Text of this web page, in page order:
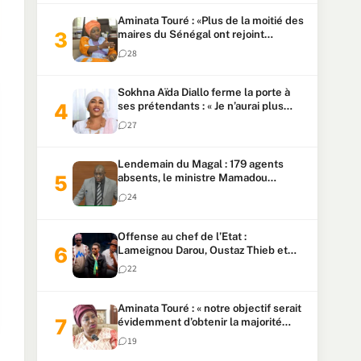
Aminata Touré : «Plus de la moitié des
maires du Sénégal ont rejoint
Kiiraay»
28
Sokhna Aïda Diallo ferme la porte à
ses prétendants : « Je n’aurai plus
jamais un autre mari »
27
Lendemain du Magal : 179 agents
absents, le ministre Mamadou
Lamine Dianté exige des explications
24
Offense au chef de l’Etat :
Lameignou Darou, Oustaz Thieb et
Ndiaye Touba lourdement
condamnés
22
Aminata Touré : « notre objectif serait
évidemment d’obtenir la majorité
parlementaire »
19